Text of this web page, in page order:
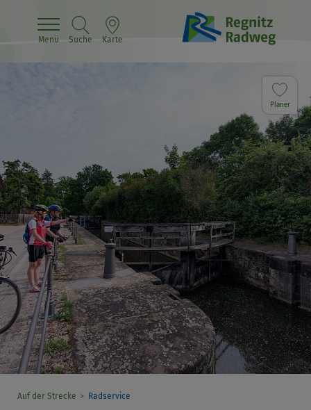
Menü Suche Karte
Planer
Auf der Strecke Radservice